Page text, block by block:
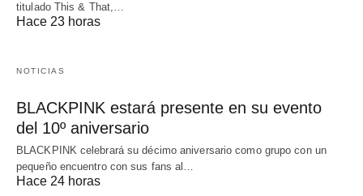
titulado This & That,…
Hace 23 horas
NOTICIAS
BLACKPINK estará presente en su evento
del 10º aniversario
BLACKPINK celebrará su décimo aniversario como grupo con un
pequeño encuentro con sus fans al…
Hace 24 horas